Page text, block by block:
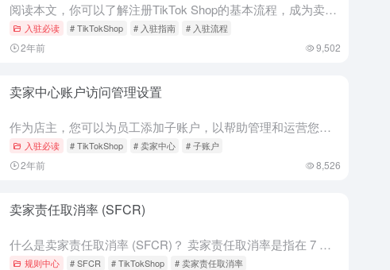
阅读本文，你可以了解注册TikTok Shop的基本流程，成为卖家的要求以及需要验证的文件。 备注：如果您使用手机号码或电子邮件注册，您只需要其中一个即可完成注册。 在 TikTok Shop 销售的...
入驻必读 # TikTokShop # 入驻指南 # 入驻流程
2年前 9,502
卖家应目标 LDR 低
卖家中心账户访问管理设置
作为店主，您可以为员工添加子账户，以帮助管理和运营您的 TikTok 商店。在本功能指南中，您将了解如何在卖家中心添加子账户并管理其角色和权限。 您可以添加商店子账户并为您的员工分配具有独特权限的不同...
入驻必读 # TikTokShop # 卖家中心 # 子账户
2年前 8,526
卖家责任取消率 (SFCR)
什么是卖家责任取消率 (SFCR)？ 卖家责任取消率是指在 7 个日历日内，由卖家取消的所有订单或由于卖家的过错而取消的订单所占的百分比。 SFCR 包括所有： 因卖家过错而发起的取消（例如，缺货、定...
规则中心 # SFCR # TikTokShop # 卖家责任取消率